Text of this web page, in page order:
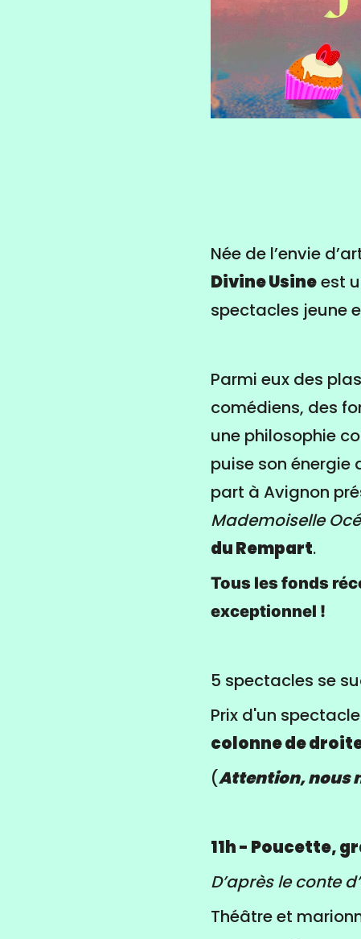
Née de l’envie
Divine Usineest
spectacles jeune
Parmi eux des
comédiens, des
une philosophie
puise son énergie
part à Avignon
Mademoiselle
du Rempart.
Tous les fonds
exceptionnel !
5 spectacles se
Prix d'un
colonne de
(Attention, nous
11h - Poucette,
D’après le conte
Théâtre et